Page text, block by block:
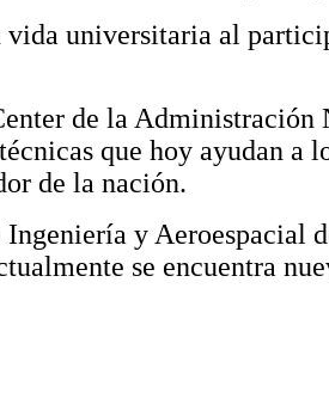
universitaria al
de la
que hoy ayudan
de la nación.
y
se encuentra